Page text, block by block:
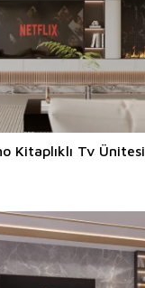
Kitaplıklı Tv Ünitesi